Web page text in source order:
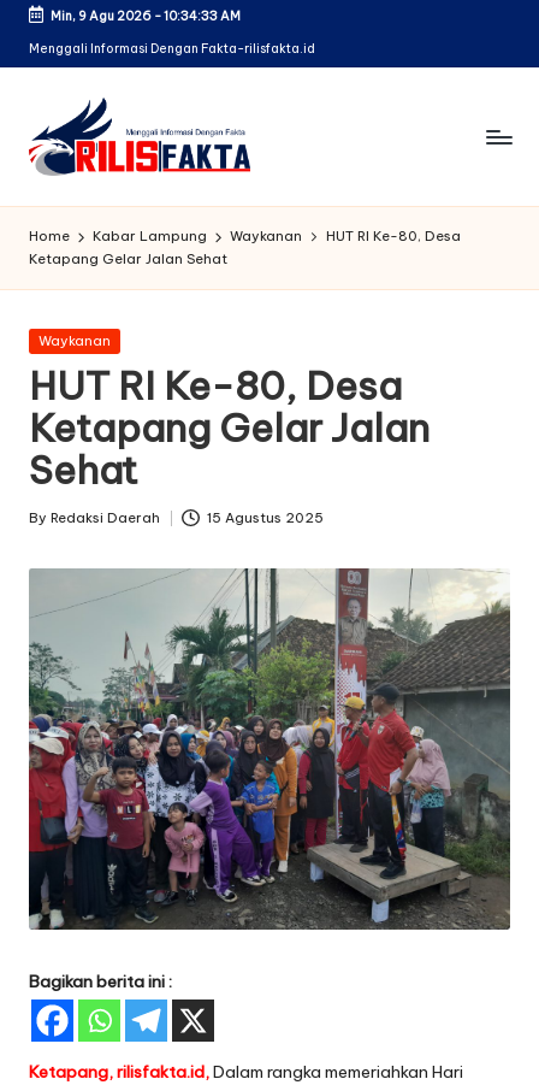
Skip
Min, 9 Agu 2026-10:34:34 AM
Menggali Informasi Dengan Fakta-rilisfakta.id
Home Kabar Lampung Waykanan
HUT RI Ke-80, Desa
Ketapang Gelar Jalan Sehat
Posted
Waykanan
HUT RI Ke-80, Desa
Ketapang Gelar Jalan
Sehat
Posted
By Redaksi Daerah 15 Agustus 2025
Bagikan berita ini :
Ketapang, rilisfakta.id,Dalam rangka memeriahkan Hari